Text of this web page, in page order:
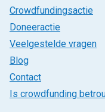
Crowdfundingsactie
Doneeractie
Veelgestelde vragen
Blog
Contact
Is crowdfunding